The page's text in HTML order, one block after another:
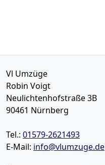
Vl Umzüge
Robin Voigt
Neulichtenhofstraße 3B
90461 Nürnberg
Tel.: 01579-2621493
E-Mail: info@vlumzuge.de